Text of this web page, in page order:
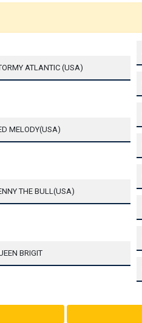
ATLANTIC (USA)
MELODY(USA)
THE BULL(USA)
BRIGIT